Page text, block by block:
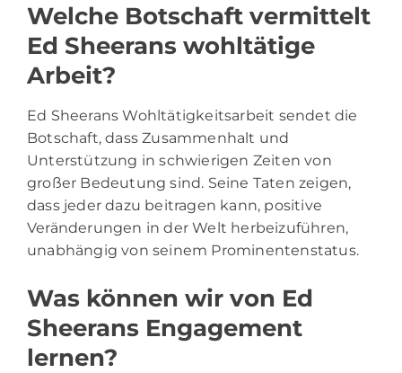
Welche Botschaft vermittelt
Ed Sheerans wohltätige
Arbeit?
Ed Sheerans Wohltätigkeitsarbeit sendet die
Botschaft, dass Zusammenhalt und
Unterstützung in schwierigen Zeiten von
großer Bedeutung sind. Seine Taten zeigen,
dass jeder dazu beitragen kann, positive
Veränderungen in der Welt herbeizuführen,
unabhängig von seinem Prominentenstatus.
Was können wir von Ed
Sheerans Engagement
lernen?